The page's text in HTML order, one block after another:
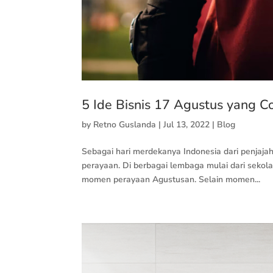
5 Ide Bisnis 17 Agustus yang
by Retno Guslanda |Jul 13, 2022 | Blog
Sebagai hari merdekanya Indonesia dari
perayaan. Di berbagai lembaga mulai dari
momen perayaan Agustusan. Selain momen...